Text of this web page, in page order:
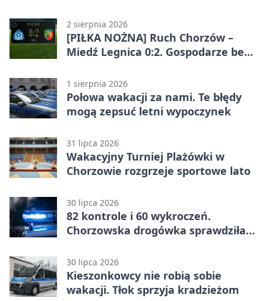
2 sierpnia 2026
[PIŁKA NOŻNA] Ruch Chorzów –
Miedź Legnica 0:2. Gospodarze bez
1 sierpnia 2026
Połowa wakacji za nami. Te błędy
mogą zepsuć letni wypoczynek
31 lipca 2026
Wakacyjny Turniej Plażówki w
Chorzowie rozgrzeje sportowe lato
30 lipca 2026
82 kontrole i 60 wykroczeń.
Chorzowska drogówka sprawdziła
30 lipca 2026
Kieszonkowcy nie robią sobie
wakacji. Tłok sprzyja kradzieżom